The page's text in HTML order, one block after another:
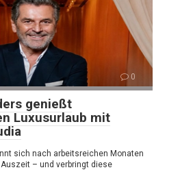
0
genießt
Luxusurlaub mit
sich nach arbeitsreichen Monaten
– und verbringt diese